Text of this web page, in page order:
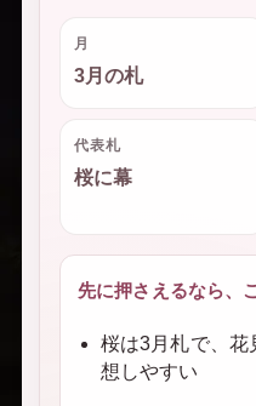
月
3月の札
代表札
桜に幕
先に押さえるなら、
桜は3月札で、花
想しやすい